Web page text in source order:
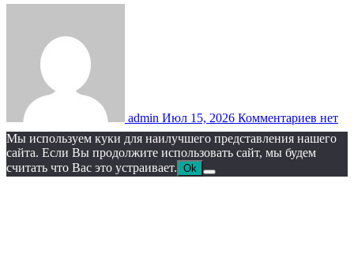
admin Июл 15, 2026 Комментариев нет
Мы используем куки для наилучшего представления нашего
сайта. Если Вы продолжите использовать сайт, мы будем
считать что Вас это устраивает. Ok